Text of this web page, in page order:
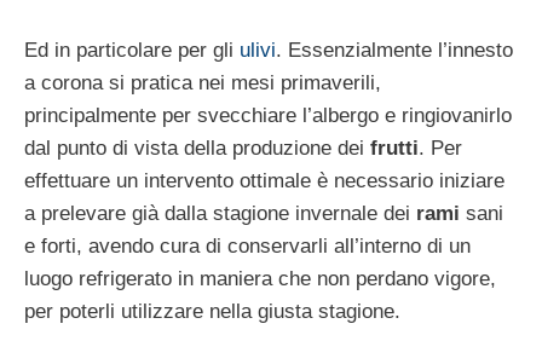
Ed in particolare per gli ulivi. Essenzialmente l’innesto
a corona si pratica nei mesi primaverili,
principalmente per svecchiare l’albergo e ringiovanirlo
dal punto di vista della produzione dei frutti. Per
effettuare un intervento ottimale è necessario iniziare
a prelevare già dalla stagione invernale dei rami sani
e forti, avendo cura di conservarli all’interno di un
luogo refrigerato in maniera che non perdano vigore,
per poterli utilizzare nella giusta stagione.